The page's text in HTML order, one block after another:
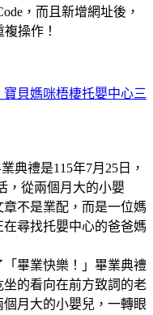
，而且新增網址後，
操作！
寶貝媽咪梧棲托嬰中心三
典禮是115年7月25日，
，從兩個月大的小嬰
不是業配，而是一位媽
尋找托嬰中心的爸爸媽
畢業快樂！」畢業典禮
的看向在前方致詞的老
月大的小嬰兒，一轉眼